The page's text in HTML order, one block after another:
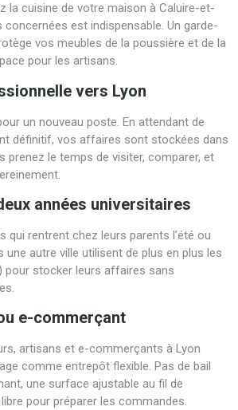
la cuisine de votre maison à Caluire-et-
concernées est indispensable. Un garde-
vos meubles de la poussière et de la
pour les artisans.
vers Lyon
un nouveau poste. En attendant de
définitif, vos affaires sont stockées dans
prenez le temps de visiter, comparer, et
années universitaires
qui rentrent chez leurs parents l’été ou
une autre ville utilisent de plus en plus les
pour stocker leurs affaires sans
e-commerçant
artisans et e-commerçants à Lyon
comme entrepôt flexible. Pas de bail
une surface ajustable au fil de
pour préparer les commandes.